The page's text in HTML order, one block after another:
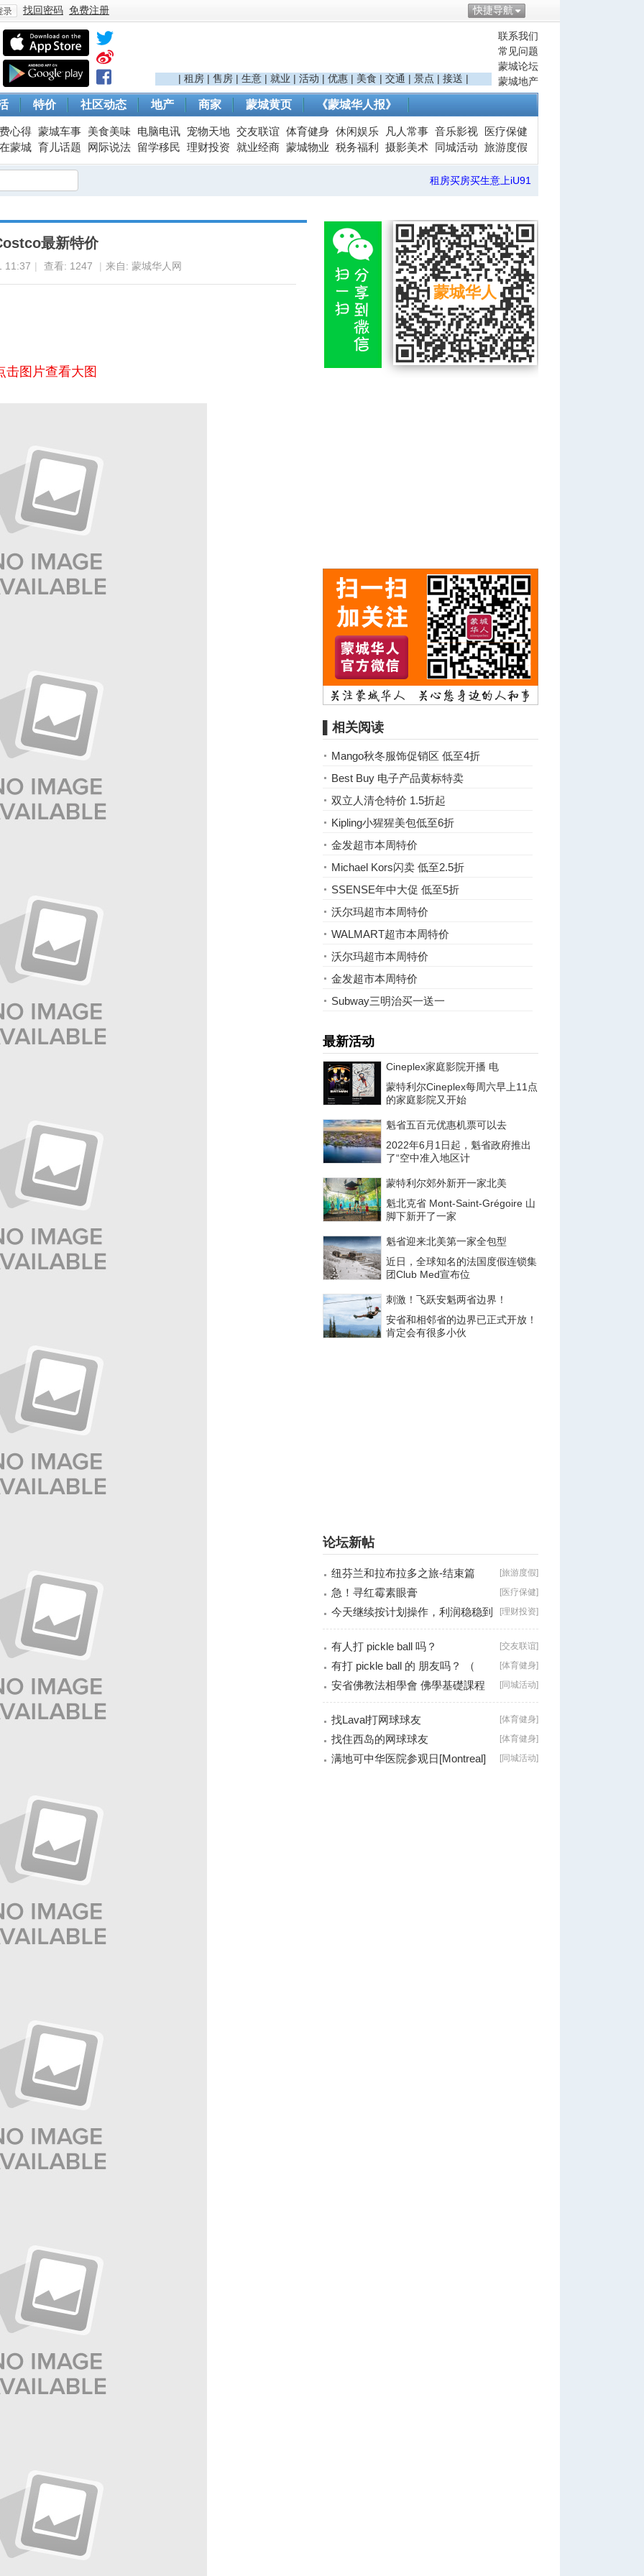
快捷导航
登
找回密码 免费注册
联系我们
常见问题
蒙城论坛
蒙城地产
| 租房 | 售房 | 生意 | 就业 | 活动 | 优惠 | 美食 | 交通 | 景点 | 接送 |
特价 社区动态 地产 商家 蒙城黄页 《蒙城华人报》
心得 蒙城车事 美食美味 电脑电讯 宠物天地 交友联谊 体育健身 休闲娱乐 凡人常事 音乐影视
医疗保健
蒙城 育儿话题 网际说法 留学移民 理财投资 就业经商 蒙城物业 税务福利 摄影美术 同城活动 旅游度假
租房买房买生意上iU91
最新特价
11:37 | 查看: 1247 | 来自: 蒙城华人网
击图片查看大图
▌相关阅读
Mango秋冬服饰促销区 低至4折
Best Buy 电子产品黄标特卖
双立人清仓特价 1.5折起
Kipling小猩猩美包低至6折
金发超市本周特价
Michael Kors闪卖 低至2.5折
SSENSE年中大促 低至5折
沃尔玛超市本周特价
WALMART超市本周特价
沃尔玛超市本周特价
金发超市本周特价
Subway三明治买一送一
最新活动
Cineplex家庭影院开播 电
蒙特利尔Cineplex每周六早上11点
的家庭影院又开始
魁省五百元优惠机票可以去
2022年6月1日起，魁省政府推出
了“空中准入地区计
蒙特利尔郊外新开一家北美
魁北克省 Mont-Saint-Grégoire 山
脚下新开了一家
魁省迎来北美第一家全包型
近日，全球知名的法国度假连锁集
团Club Med宣布位
刺激！飞跃安魁两省边界！
安省和相邻省的边界已正式开放！
肯定会有很多小伙
论坛新帖
[旅游度假]
纽芬兰和拉布拉多之旅-结束篇
[医疗保健]
急！寻红霉素眼膏
[理财投资]
今天继续按计划操作，利润稳稳到
手！
[交友联谊]
有人打 pickle ball 吗？
[体育健身]
有打 pickle ball 的 朋友吗？ （
Brossard
[同城活动]
安省佛教法相學會 佛學基礎課程
（第二十八
[体育健身]
找Laval打网球球友
[体育健身]
找住西岛的网球球友
[同城活动]
满地可中华医院参观日[Montreal]